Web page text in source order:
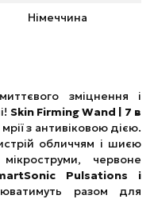
Німеччина
зміцнення і
Skin Firming Wand | 7 в
з антивіковою дією.
обличчям і шиєю
червоне
Pulsations і
разом для